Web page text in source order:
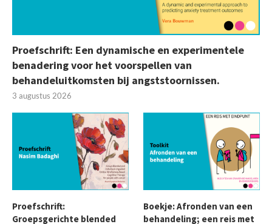
Proefschrift: Een dynamische en experimentele
benadering voor het voorspellen van
behandeluitkomsten bij angststoornissen.
3 augustus 2026
Proefschrift:
Groepsgerichte blended
Boekje: Afronden van een
behandeling; een reis met